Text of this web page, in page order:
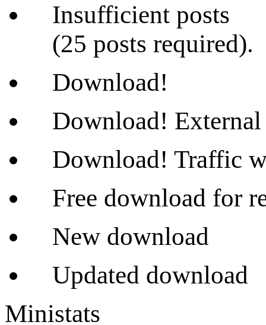
Insufficient posts
(25 posts required).
Download!
Download! External
Download! Traffic
Free download for
New download
Updated download
Ministats